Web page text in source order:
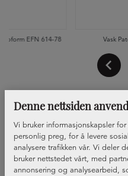
Denne nettsiden
Vi bruker informasjonskapsler
personlig preg, for å levere
analysere trafikken vår. Vi deler
bruker nettstedet vårt, med
annonsering og analysearbeid,
EFN 614-78 Vask